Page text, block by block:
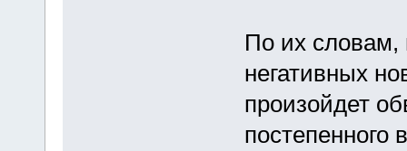
По их словам,
негативных
произойдет
постепенного